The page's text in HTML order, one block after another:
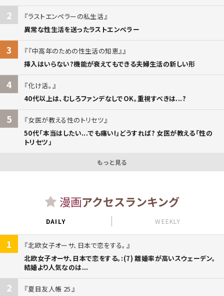
2
ラストエンペラーの私生活
異常な性生活を送ったラストエンペラー
3
『中高年のための性生活の知恵』
挿入はいらない?機能が衰えてもできる夫婦生活の新しい形
4
化け活。
40代以上は、むしろファンデなしでOK。重視すべきは...?
5
女医が教える性のトリセツ
50代「本当はしたい...でも痛い!」どうすれば? 女医が教える「性の
トリセツ」
もっと見る
漫画アクセスランキング
DAILY WEEKLY
1
北欧女子オーサ、日本で恋をする。
北欧女子オーサ、日本で恋をする。:(7) 離婚率が高いスウェーデン。
結婚より人気なのは...
2
夏目友人帳 25